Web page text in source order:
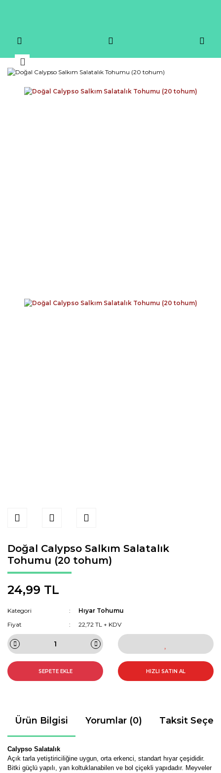
Doğal Calypso Salkım Salatalık
Tohumu (20 tohum)
24,99 TL
Kategori
Hıyar Tohumu
Fiyat
22,72 TL + KDV
SEPETE EKLE HIZLI SATIN AL
Ürün Bilgisi Yorumlar (0) Taksit
Calypso Salatalık
Açık tarla yetiştiriciliğine uygun, orta erkenci, standart hıyar çeşididir.
Bitki güçlü yapılı, yan koltuklanabilen ve bol çiçekli yapıdadır. Meyveler